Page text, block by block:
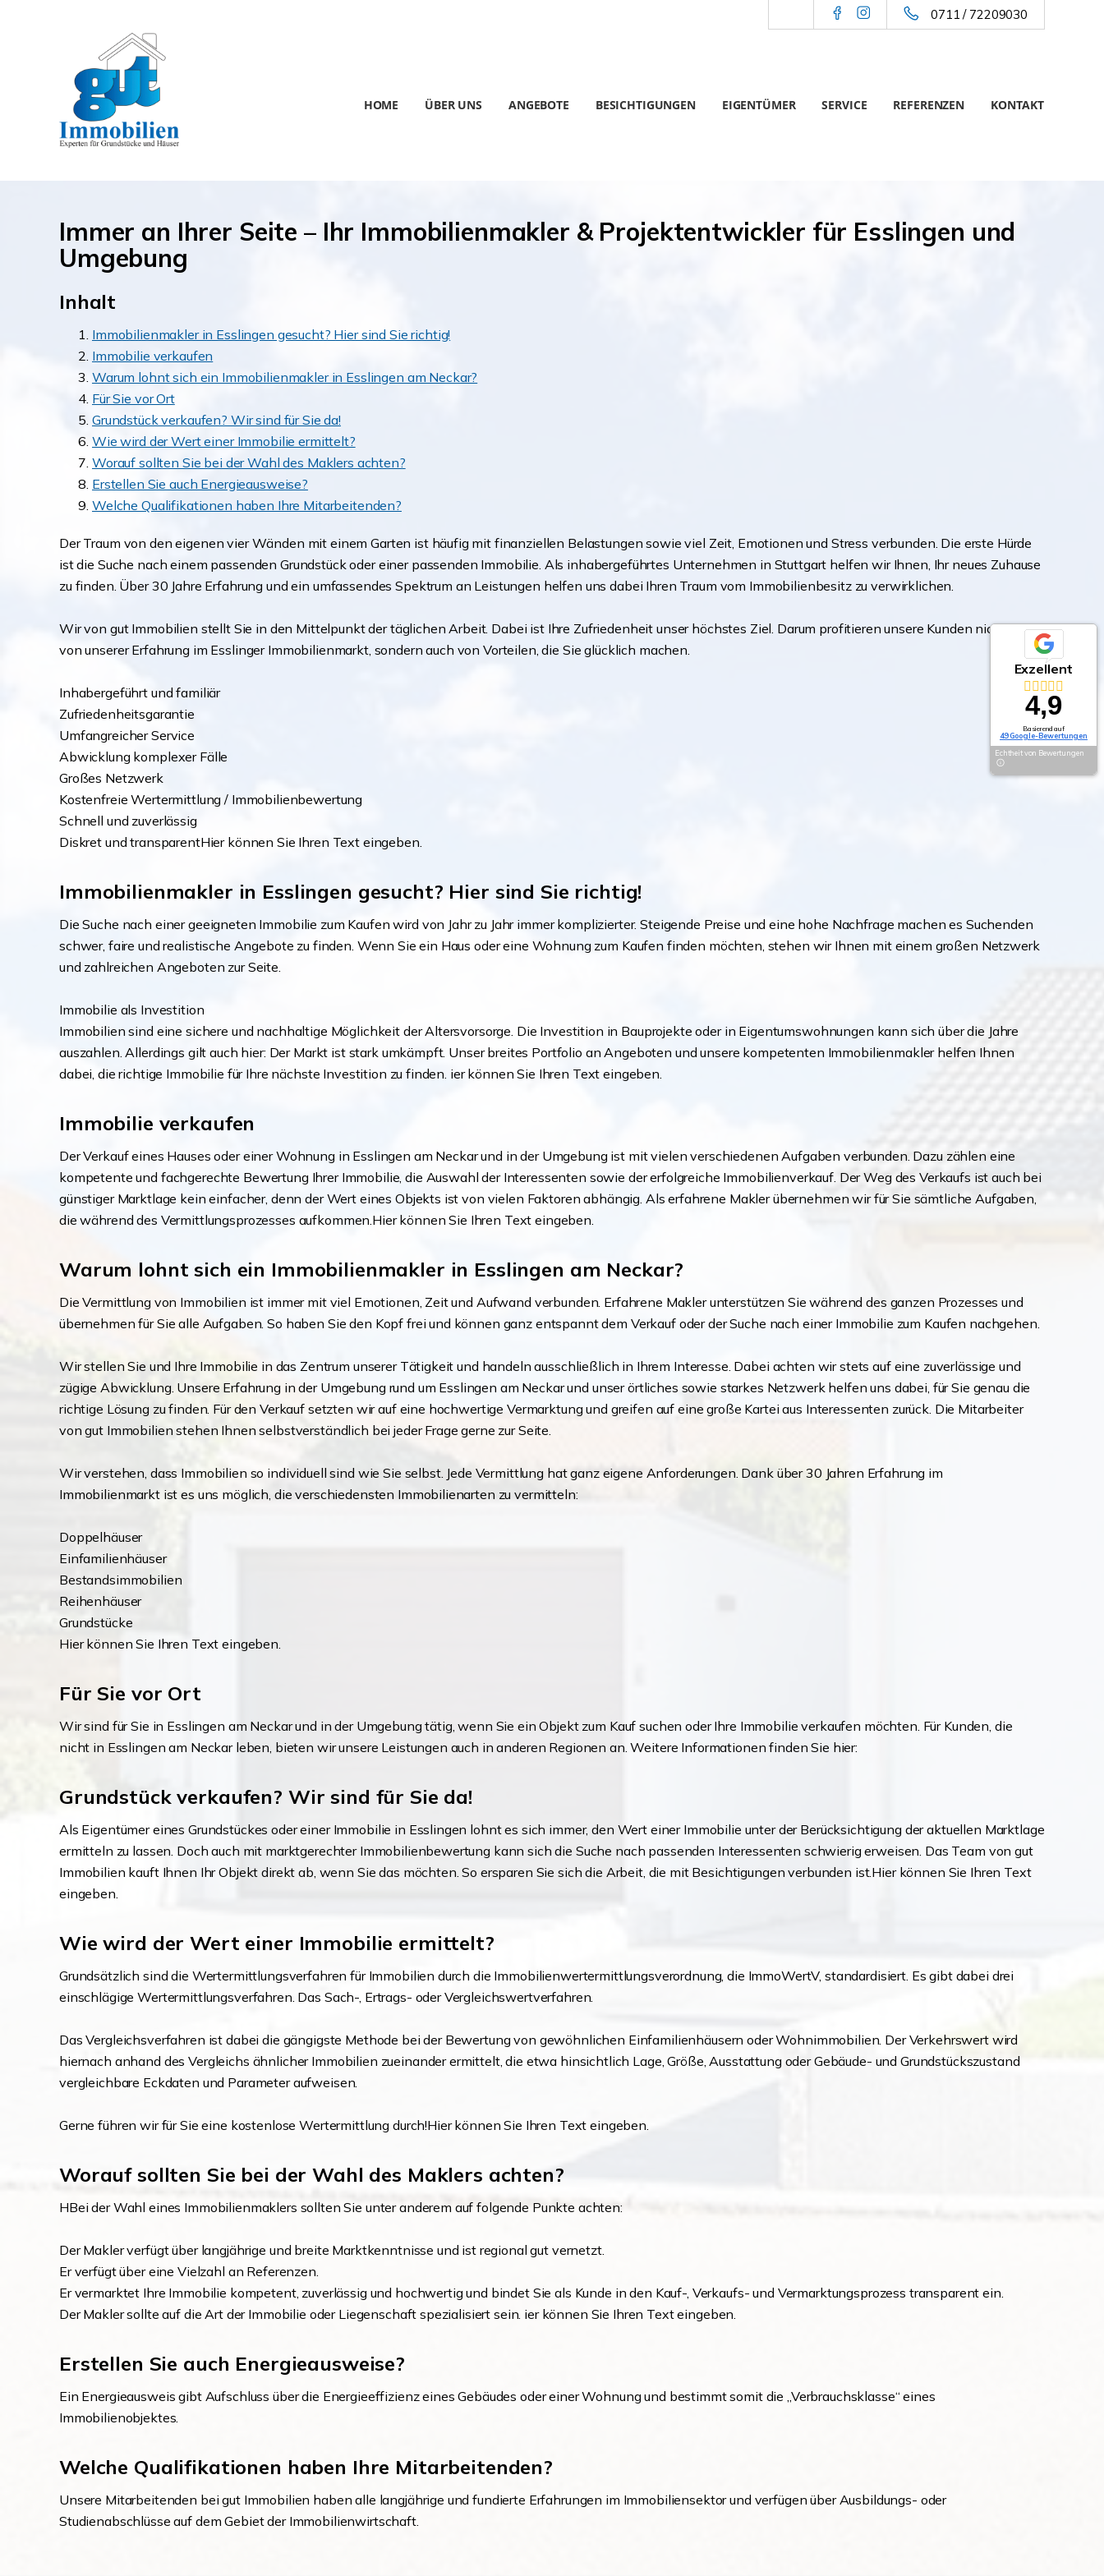
0711 / 72209030
HOME ÜBER UNS ANGEBOTE BESICHTIGUNGEN EIGENTÜMER SERVICE REFERENZEN KONTAKT
Immer an Ihrer Seite – Ihr Immobilienmakler & Projektentwickler für Esslingen und
Umgebung
Inhalt
Immobilienmakler in Esslingen gesucht? Hier sind Sie richtig!
Immobilie verkaufen
Warum lohnt sich ein Immobilienmakler in Esslingen am Neckar?
Für Sie vor Ort
Grundstück verkaufen? Wir sind für Sie da!
Wie wird der Wert einer Immobilie ermittelt?
Worauf sollten Sie bei der Wahl des Maklers achten?
Erstellen Sie auch Energieausweise?
Welche Qualifikationen haben Ihre Mitarbeitenden?
Der Traum von den eigenen vier Wänden mit einem Garten ist häufig mit finanziellen Belastungen sowie viel Zeit, Emotionen und Stress verbunden. Die erste Hürde
ist die Suche nach einem passenden Grundstück oder einer passenden Immobilie. Als inhabergeführtes Unternehmen in Stuttgart helfen wir Ihnen, Ihr neues Zuhause
zu finden. Über 30 Jahre Erfahrung und ein umfassendes Spektrum an Leistungen helfen uns dabei Ihren Traum vom Immobilienbesitz zu verwirklichen.
Wir von gut Immobilien stellt Sie in den Mittelpunkt der täglichen Arbeit. Dabei ist Ihre Zufriedenheit unser höchstes Ziel. Darum profitieren unsere Kunden nicht nur
von unserer Erfahrung im Esslinger Immobilienmarkt, sondern auch von Vorteilen, die Sie glücklich machen.
Inhabergeführt und familiär
Zufriedenheitsgarantie
Umfangreicher Service
Abwicklung komplexer Fälle
Großes Netzwerk
Kostenfreie Wertermittlung / Immobilienbewertung
Schnell und zuverlässig
Diskret und transparentHier können Sie Ihren Text eingeben.
Immobilienmakler in Esslingen gesucht? Hier sind Sie richtig!
Die Suche nach einer geeigneten Immobilie zum Kaufen wird von Jahr zu Jahr immer komplizierter. Steigende Preise und eine hohe Nachfrage machen es Suchenden
schwer, faire und realistische Angebote zu finden. Wenn Sie ein Haus oder eine Wohnung zum Kaufen finden möchten, stehen wir Ihnen mit einem großen Netzwerk
und zahlreichen Angeboten zur Seite.
Immobilie als Investition
Immobilien sind eine sichere und nachhaltige Möglichkeit der Altersvorsorge. Die Investition in Bauprojekte oder in Eigentumswohnungen kann sich über die Jahre
auszahlen. Allerdings gilt auch hier: Der Markt ist stark umkämpft. Unser breites Portfolio an Angeboten und unsere kompetenten Immobilienmakler helfen Ihnen
dabei, die richtige Immobilie für Ihre nächste Investition zu finden. ier können Sie Ihren Text eingeben.
Immobilie verkaufen
Der Verkauf eines Hauses oder einer Wohnung in Esslingen am Neckar und in der Umgebung ist mit vielen verschiedenen Aufgaben verbunden. Dazu zählen eine
kompetente und fachgerechte Bewertung Ihrer Immobilie, die Auswahl der Interessenten sowie der erfolgreiche Immobilienverkauf. Der Weg des Verkaufs ist auch bei
günstiger Marktlage kein einfacher, denn der Wert eines Objekts ist von vielen Faktoren abhängig. Als erfahrene Makler übernehmen wir für Sie sämtliche Aufgaben,
die während des Vermittlungsprozesses aufkommen.Hier können Sie Ihren Text eingeben.
Warum lohnt sich ein Immobilienmakler in Esslingen am Neckar?
Die Vermittlung von Immobilien ist immer mit viel Emotionen, Zeit und Aufwand verbunden. Erfahrene Makler unterstützen Sie während des ganzen Prozesses und
übernehmen für Sie alle Aufgaben. So haben Sie den Kopf frei und können ganz entspannt dem Verkauf oder der Suche nach einer Immobilie zum Kaufen nachgehen.
Wir stellen Sie und Ihre Immobilie in das Zentrum unserer Tätigkeit und handeln ausschließlich in Ihrem Interesse. Dabei achten wir stets auf eine zuverlässige und
zügige Abwicklung. Unsere Erfahrung in der Umgebung rund um Esslingen am Neckar und unser örtliches sowie starkes Netzwerk helfen uns dabei, für Sie genau die
richtige Lösung zu finden. Für den Verkauf setzten wir auf eine hochwertige Vermarktung und greifen auf eine große Kartei aus Interessenten zurück. Die Mitarbeiter
von gut Immobilien stehen Ihnen selbstverständlich bei jeder Frage gerne zur Seite.
Wir verstehen, dass Immobilien so individuell sind wie Sie selbst. Jede Vermittlung hat ganz eigene Anforderungen. Dank über 30 Jahren Erfahrung im
Immobilienmarkt ist es uns möglich, die verschiedensten Immobilienarten zu vermitteln:
Doppelhäuser
Einfamilienhäuser
Bestandsimmobilien
Reihenhäuser
Grundstücke
Hier können Sie Ihren Text eingeben.
Für Sie vor Ort
Wir sind für Sie in Esslingen am Neckar und in der Umgebung tätig, wenn Sie ein Objekt zum Kauf suchen oder Ihre Immobilie verkaufen möchten. Für Kunden, die
nicht in Esslingen am Neckar leben, bieten wir unsere Leistungen auch in anderen Regionen an. Weitere Informationen finden Sie hier:
Grundstück verkaufen? Wir sind für Sie da!
Als Eigentümer eines Grundstückes oder einer Immobilie in Esslingen lohnt es sich immer, den Wert einer Immobilie unter der Berücksichtigung der aktuellen Marktlage
ermitteln zu lassen. Doch auch mit marktgerechter Immobilienbewertung kann sich die Suche nach passenden Interessenten schwierig erweisen. Das Team von gut
Immobilien kauft Ihnen Ihr Objekt direkt ab, wenn Sie das möchten. So ersparen Sie sich die Arbeit, die mit Besichtigungen verbunden ist.Hier können Sie Ihren Text
eingeben.
Wie wird der Wert einer Immobilie ermittelt?
Grundsätzlich sind die Wertermittlungsverfahren für Immobilien durch die Immobilienwertermittlungsverordnung, die ImmoWertV, standardisiert. Es gibt dabei drei
einschlägige Wertermittlungsverfahren. Das Sach-, Ertrags- oder Vergleichswertverfahren.
Das Vergleichsverfahren ist dabei die gängigste Methode bei der Bewertung von gewöhnlichen Einfamilienhäusern oder Wohnimmobilien. Der Verkehrswert wird
hiernach anhand des Vergleichs ähnlicher Immobilien zueinander ermittelt, die etwa hinsichtlich Lage, Größe, Ausstattung oder Gebäude- und Grundstückszustand
vergleichbare Eckdaten und Parameter aufweisen.
Gerne führen wir für Sie eine kostenlose Wertermittlung durch!Hier können Sie Ihren Text eingeben.
Worauf sollten Sie bei der Wahl des Maklers achten?
HBei der Wahl eines Immobilienmaklers sollten Sie unter anderem auf folgende Punkte achten:
Der Makler verfügt über langjährige und breite Marktkenntnisse und ist regional gut vernetzt.
Er verfügt über eine Vielzahl an Referenzen.
Er vermarktet Ihre Immobilie kompetent, zuverlässig und hochwertig und bindet Sie als Kunde in den Kauf-, Verkaufs- und Vermarktungsprozess transparent ein.
Der Makler sollte auf die Art der Immobilie oder Liegenschaft spezialisiert sein. ier können Sie Ihren Text eingeben.
Erstellen Sie auch Energieausweise?
Ein Energieausweis gibt Aufschluss über die Energieeffizienz eines Gebäudes oder einer Wohnung und bestimmt somit die „Verbrauchsklasse“ eines
Immobilienobjektes.
Welche Qualifikationen haben Ihre Mitarbeitenden?
Unsere Mitarbeitenden bei gut Immobilien haben alle langjährige und fundierte Erfahrungen im Immobiliensektor und verfügen über Ausbildungs- oder
Studienabschlüsse auf dem Gebiet der Immobilienwirtschaft.
Exzellent
4,9
Basierend auf
49 Google-Bewertungen
Echtheit von Bewertungen